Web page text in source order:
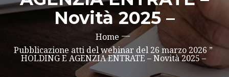
Novità 2025 –
Home
Pubblicazione atti del webinar del 26 marzo 2026 ”
HOLDING E AGENZIA ENTRATE – Novità 2025 –